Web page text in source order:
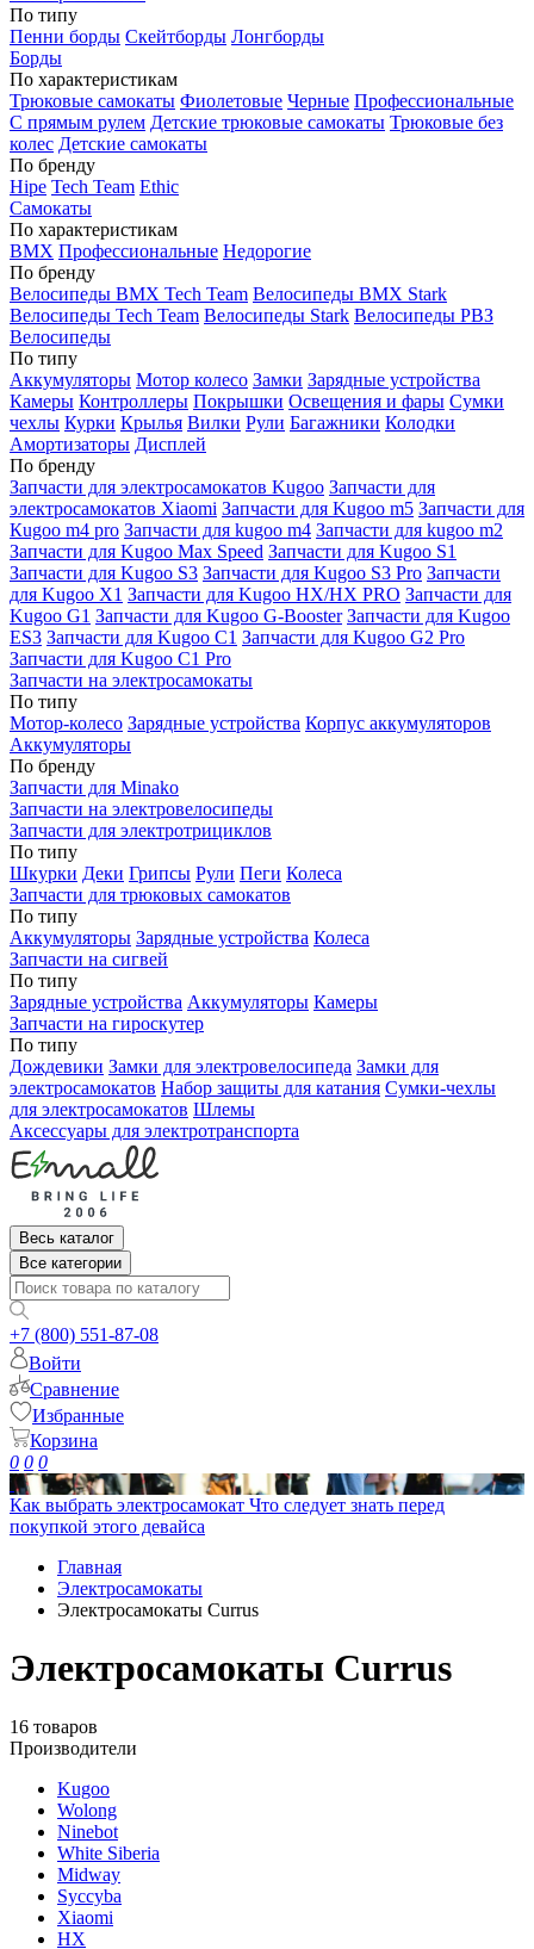
По типу
Пенни борды Скейтборды Лонгборды
Борды
По характеристикам
Трюковые самокаты Фиолетовые Черные Профессиональные
С прямым рулем Детские трюковые самокаты Трюковые без
колес Детские самокаты
По бренду
Hipe Tech Team Ethic
Самокаты
По характеристикам
BMX Профессиональные Недорогие
По бренду
Велосипеды BMX Tech Team Велосипеды BMX Stark
Велосипеды Tech Team Велосипеды Stark Велосипеды РВЗ
Велосипеды
По типу
Аккумуляторы Мотор колесо Замки Зарядные устройства
Камеры Контроллеры Покрышки Освещения и фары Сумки
чехлы Курки Крылья Вилки Рули Багажники Колодки
Амортизаторы Дисплей
По бренду
Запчасти для электросамокатов Kugoo Запчасти для
электросамокатов Xiaomi Запчасти для Kugoo m5 Запчасти для
Кugoo m4 pro Запчасти для kugoo m4 Запчасти для kugoo m2
Запчасти для Kugoo Max Speed Запчасти для Kugoo S1
Запчасти для Kugoo S3 Запчасти для Kugoo S3 Pro Запчасти
для Kugoo X1 Запчасти для Kugoo HX/HX PRO Запчасти для
Kugoo G1 Запчасти для Kugoo G-Booster Запчасти для Kugoo
ES3 Запчасти для Kugoo C1 Запчасти для Kugoo G2 Pro
Запчасти для Kugoo C1 Pro
Запчасти на электросамокаты
По типу
Мотор-колесо Зарядные устройства Корпус аккумуляторов
Аккумуляторы
По бренду
Запчасти для Minako
Запчасти на электровелосипеды
Запчасти для электротрициклов
По типу
Шкурки Деки Грипсы Рули Пеги Колеса
Запчасти для трюковых самокатов
По типу
Аккумуляторы Зарядные устройства Колеса
Запчасти на сигвей
По типу
Зарядные устройства Аккумуляторы Камеры
Запчасти на гироскутер
По типу
Дождевики Замки для электровелосипеда Замки для
электросамокатов Набор защиты для катания Сумки-чехлы
для электросамокатов Шлемы
Аксессуары для электротранспорта
Весь каталог
Все категории
+7 (800) 551-87-08
Войти
Сравнение
Избранные
Корзина
0 0 0
Как выбрать электросамокат Что следует знать перед
покупкой этого девайса
Главная
Электросамокаты
Электросамокаты Currus
Электросамокаты Currus
16 товаров
Производители
Kugoo
Wolong
Ninebot
White Siberia
Midway
Syccyba
Xiaomi
HX